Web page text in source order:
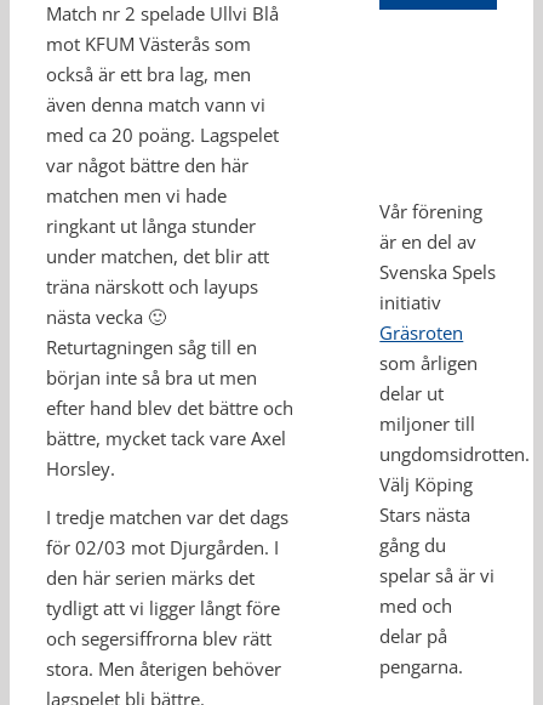
Match nr 2 spelade Ullvi Blå
mot KFUM Västerås som
också är ett bra lag, men
även denna match vann vi
med ca 20 poäng. Lagspelet
var något bättre den här
matchen men vi hade
ringkant ut långa stunder
under matchen, det blir att
träna närskott och layups
nästa vecka 🙂
Returtagningen såg till en
början inte så bra ut men
efter hand blev det bättre och
bättre, mycket tack vare Axel
Horsley.
I tredje matchen var det dags
för 02/03 mot Djurgården. I
den här serien märks det
tydligt att vi ligger långt före
och segersiffrorna blev rätt
stora. Men återigen behöver
lagspelet bli bättre.
Vår förening
är en del av
Svenska Spels
initiativ
Gräsroten
som årligen
delar ut
miljoner till
ungdomsidrotten.
Välj Köping
Stars nästa
gång du
spelar så är vi
med och
delar på
pengarna.